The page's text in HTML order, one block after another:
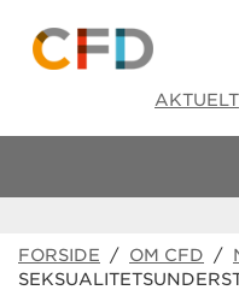
AKTUELT
FORSIDE / OM CFD /